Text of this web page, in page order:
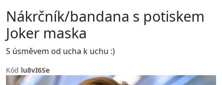
Nákrčník/bandana s potiskem
Joker maska
S úsměvem od ucha k uchu :)
Kód lu8vI6Se